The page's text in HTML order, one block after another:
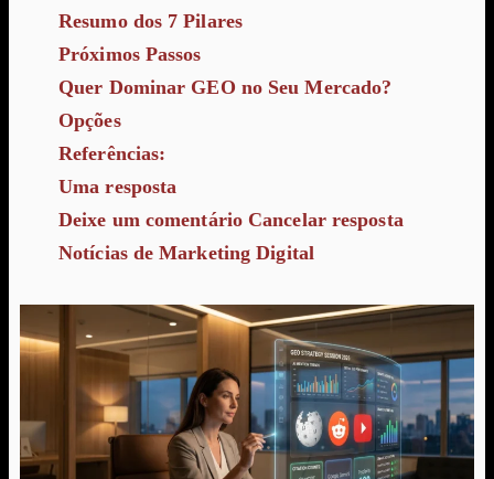
Resumo dos 7 Pilares
Próximos Passos
Quer Dominar GEO no Seu Mercado?
Opções
Referências:
Uma resposta
Deixe um comentário Cancelar resposta
Notícias de Marketing Digital